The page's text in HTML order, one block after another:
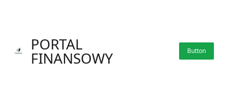
PORTAL
FINANSOWY Button